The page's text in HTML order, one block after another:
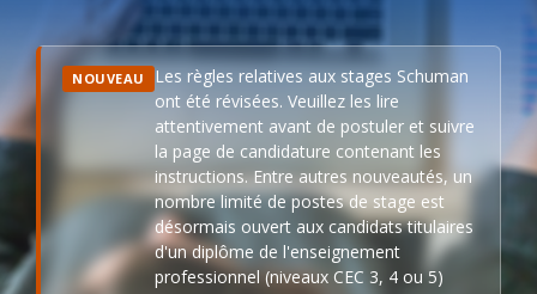
NOUVEAU
Les règles relatives aux stages Schuman
ont été révisées. Veuillez les lire
attentivement avant de postuler et suivre
la page de candidature contenant les
instructions. Entre autres nouveautés, un
nombre limité de postes de stage est
désormais ouvert aux candidats titulaires
d'un diplôme de l'enseignement
professionnel (niveaux CEC 3, 4 ou 5)